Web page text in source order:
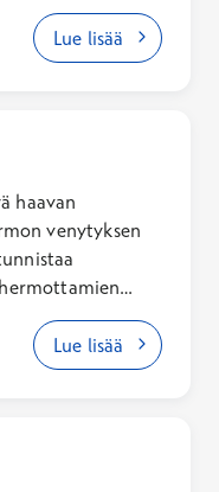
Lue lisää
haavan
venytyksen
Lue lisää